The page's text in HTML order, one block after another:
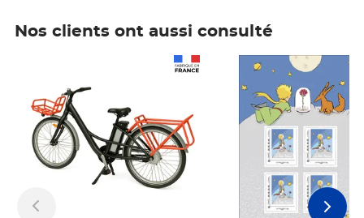
Nos clients ont aussi consulté
Prix 7,50€